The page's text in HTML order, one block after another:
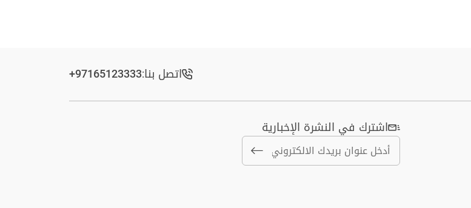
اتصل بنا:+97165123333​
اشترك في النشرة الإخبارية